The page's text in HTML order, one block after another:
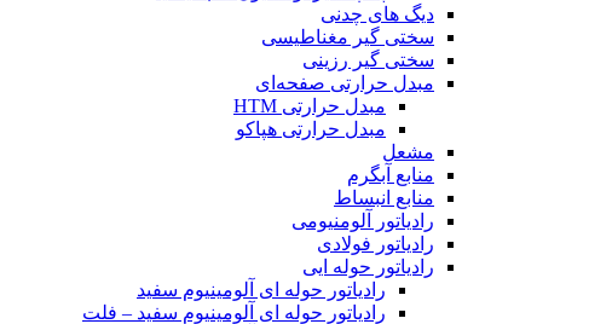
دیگ های چدنی
سختی گیر مغناطیسی
سختی گیر رزینی
مبدل حرارتی صفحه‌ای
مبدل حرارتی HTM‎
مبدل حرارتی هپاکو
مشعل
منابع آبگرم
منابع انبساط
رادیاتور آلومنیومی
رادیاتور فولادی
رادیاتور حوله ایی
رادیاتور حوله ای آلومینیوم سفید
رادیاتور حوله ای آلومینیوم سفید – فلت